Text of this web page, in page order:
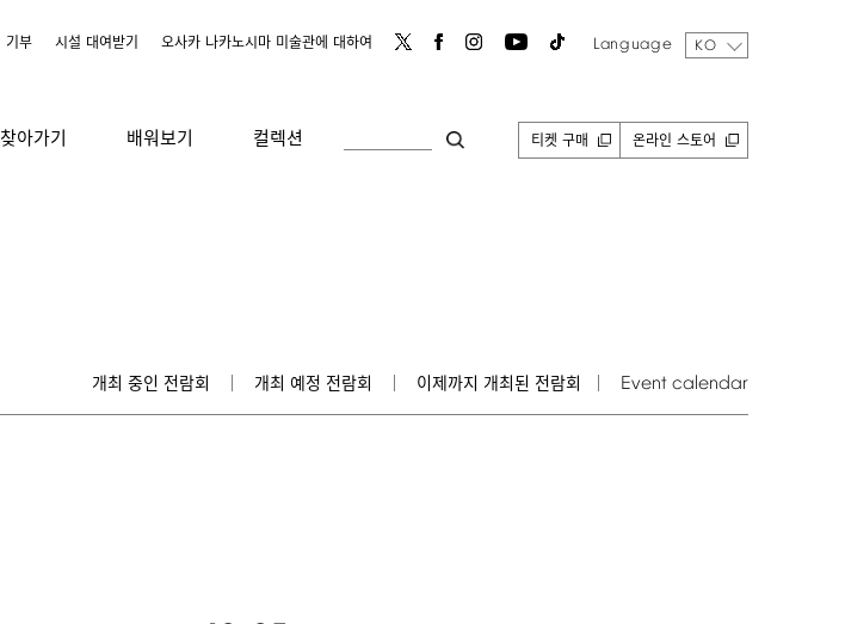
기부 시설 대여받기 오사카 나카노시마 미술관에 대하여 Language KO
찾아가기 배워보기 컬렉션 티켓 구매 온라인 스토어
개최 중인 전람회 개최 예정 전람회 이제까지 개최된 전람회 Event calendar